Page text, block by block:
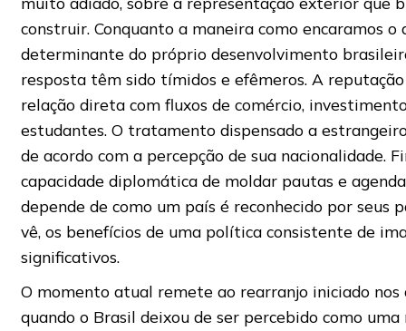
construir. Conquanto a maneira como encaramos o
determinante do próprio desenvolvimento
resposta têm sido tímidos e efêmeros. A
relação direta com fluxos de comércio,
estudantes. O tratamento dispensado a
de acordo com a percepção de sua nacionalidade.
capacidade diplomática de moldar pautas e
depende de como um país é reconhecido por seus
vê, os benefícios de uma política consistente de
significativos.
O momento atual remete ao rearranjo iniciado nos
quando o Brasil deixou de ser percebido como